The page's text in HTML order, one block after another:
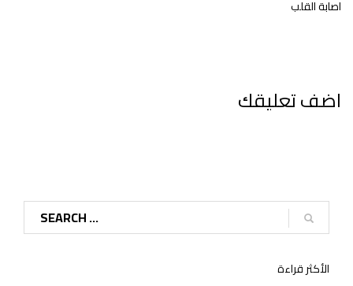
اصابة القلب
اضف تعليقك
الأكثر قراءة